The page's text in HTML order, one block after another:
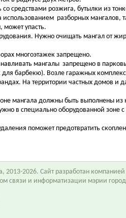
средствами розжига, бутылки из
использованием разборных мангалов,
может упасть.
Нужно очищать мангал от
многоэтажек запрещено.
мангалы запрещено в
барбекю). Возле гаражных
На территории частных домов и
мангала должны быть выполнены
в специально оборудованной
поможет предотвратить
2013-2026. Сайт разработан компанией
связи и информатизации мэрии